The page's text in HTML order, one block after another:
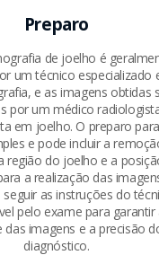
Preparo
de joelho é
um técnico especializado
e as imagens obtidas
por um médico
em joelho. O preparo
e pode incluir a
região do joelho e a
a realização das
as instruções do
pelo exame para garantir
das imagens e a precisão
diagnóstico.